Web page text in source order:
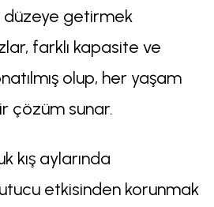
düzeye getirmek
farklı kapasite ve
olup, her yaşam
çözüm sunar.
kış aylarında
etkisinden korunmak